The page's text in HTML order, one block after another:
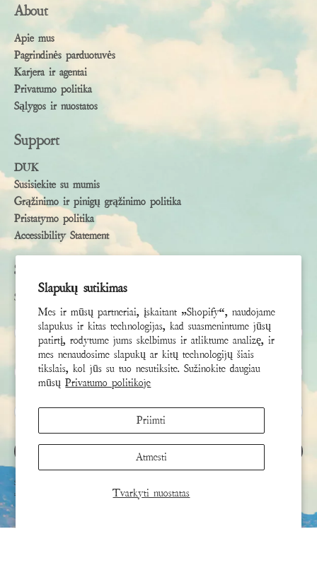
Slapukų sutikimas
Mes ir mūsų partneriai, įskaitant „Shopify“, naudojame
slapukus ir kitas technologijas, kad suasmenintume jūsų
patirtį, rodytume jums skelbimus ir atliktume analizę, ir
mes nenaudosime slapukų ar kitų technologijų šiais
tikslais, kol jūs su tuo nesutiksite. Sužinokite daugiau
mūsųPrivatumo politikoje
Tvarkyti nuostatas
Priimti
Atmesti
About
Apie mus
Pagrindinės parduotuvės
Karjera ir agentai
Privatumo politika
Sąlygos ir nuostatos
Support
DUK
Susisiekite su mumis
Grąžinimo ir pinigų grąžinimo politika
Pristatymo politika
Accessibility Statement
Subscribe
Sign up to receive the latest news & connect with your stylist
Vardas
Pavardė
El. paštas*
UŽSIREGISTRUOTI
Ši svetainė apsaugota „hCaptcha“, taip pat taikoma „hCaptcha“
sąlygos